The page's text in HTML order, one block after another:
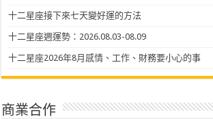
十二星座接下來七天變好運的方法
十二星座週運勢：2026.08.03-08.09
十二星座2026年8月感情、工作、財務要小心的事
商業合作